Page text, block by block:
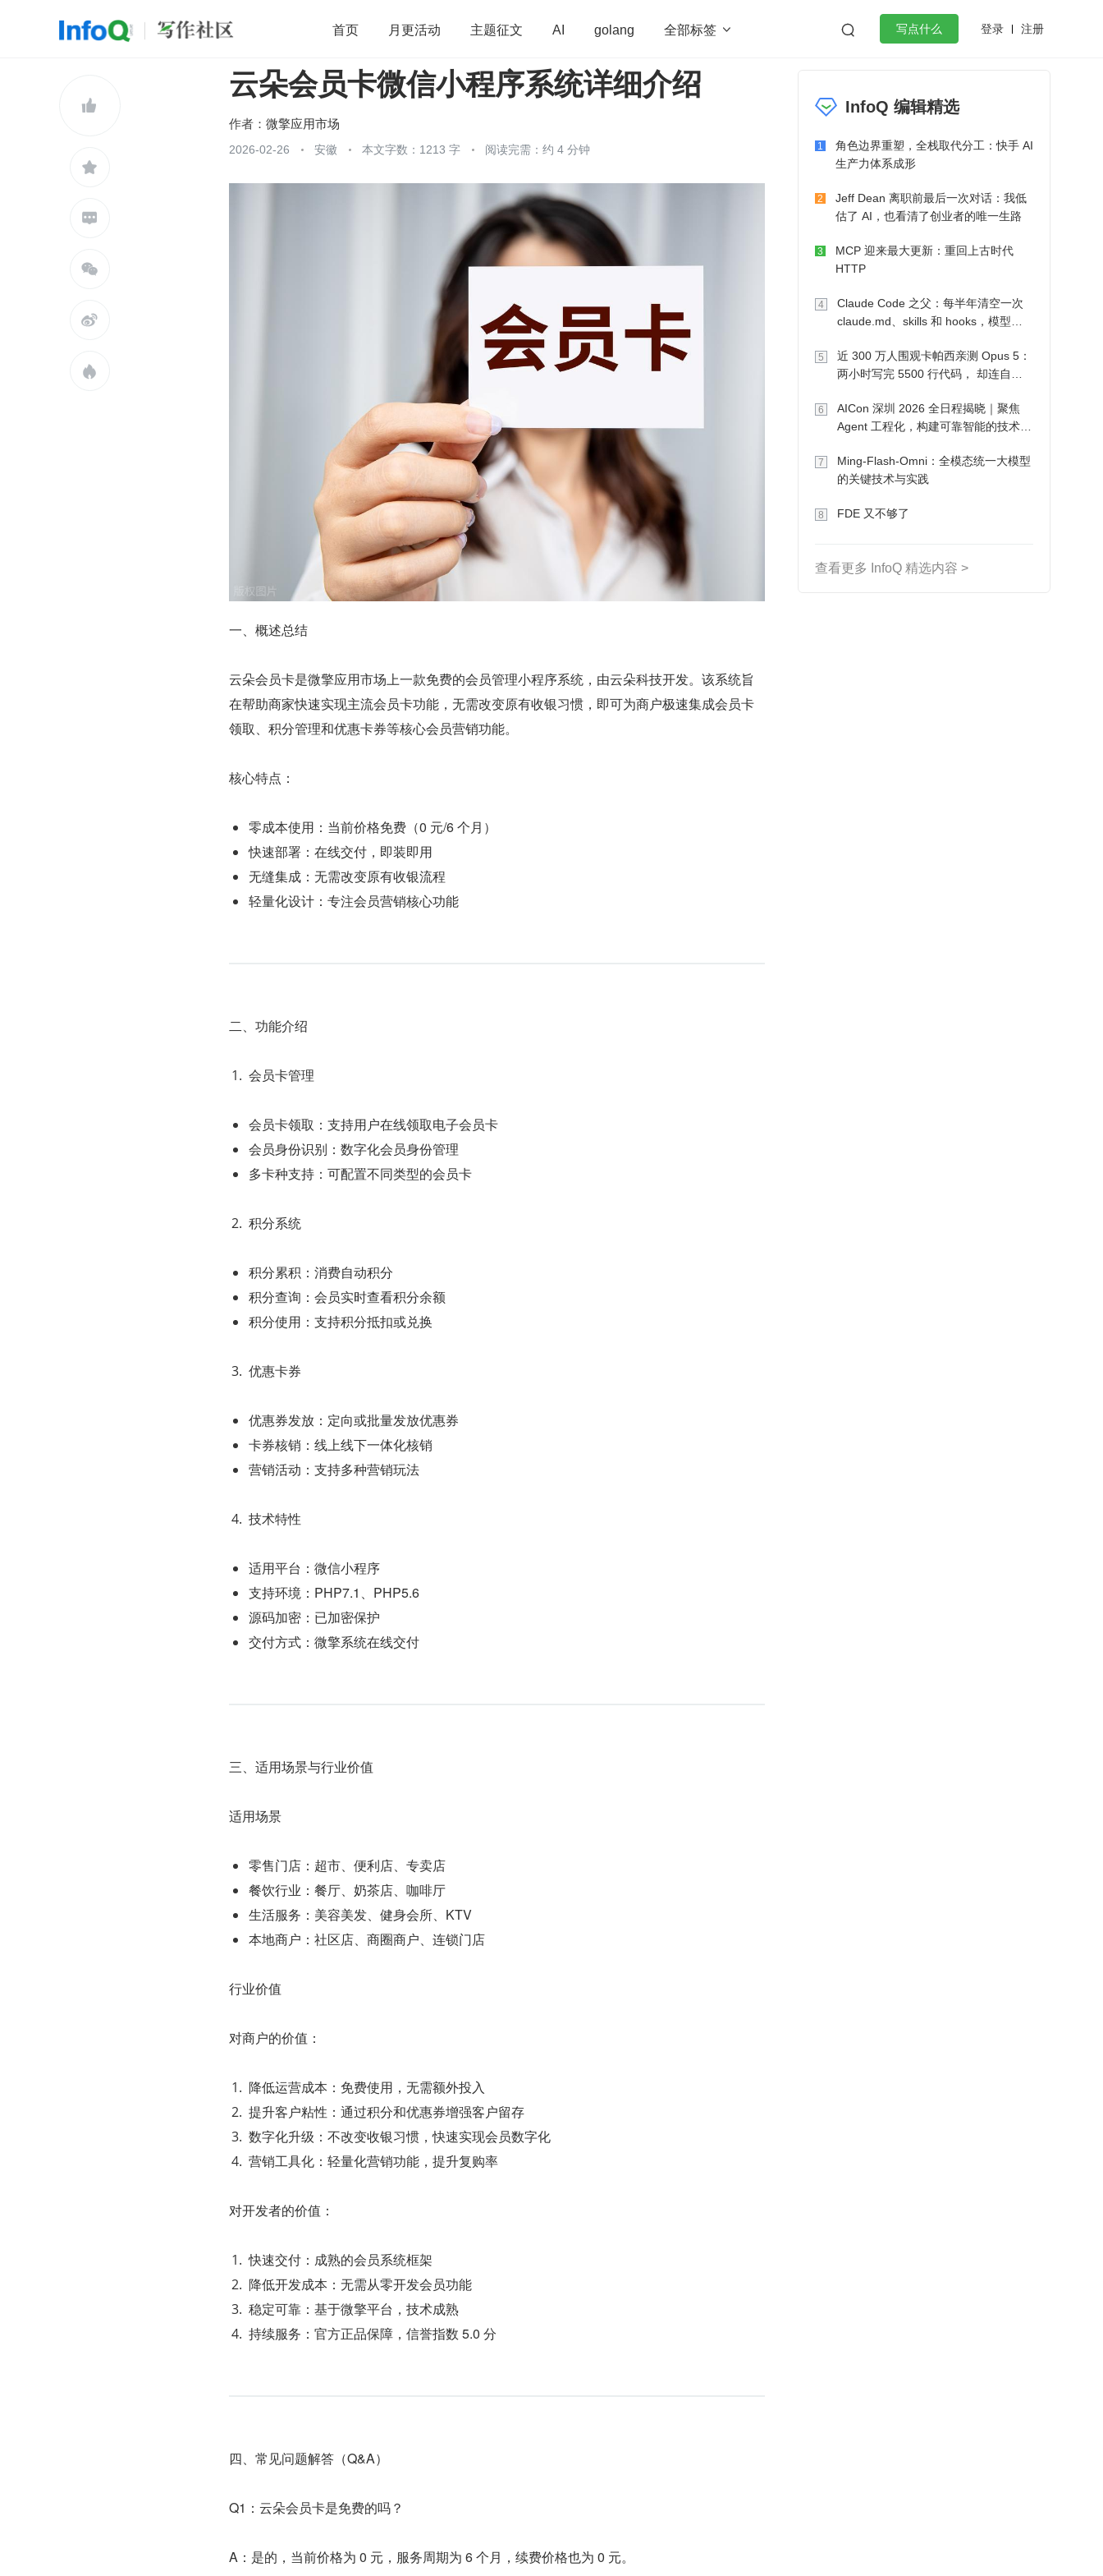
首页 月更活动 主题征文 AI golang 全部标签   写点什么 登录 注册
开源 架构 OpenHarmony 算法 学习方法 Web3.0
前端 团队管理 微服务架构 flutter






云朵会员卡微信小程序系统详细介绍
作者： 微擎应用市场
2026-02-26 安徽 本文字数：1213 字 阅读完需：约 4 分钟
一、概述总结
云朵会员卡是微擎应用市场上一款免费的会员管理小程序系统，由云朵科技开发。该系统旨
在帮助商家快速实现主流会员卡功能，无需改变原有收银习惯，即可为商户极速集成会员卡
领取、积分管理和优惠卡券等核心会员营销功能。
核心特点：
零成本使用：当前价格免费（0 元/6 个月）
快速部署：在线交付，即装即用
无缝集成：无需改变原有收银流程
轻量化设计：专注会员营销核心功能
二、功能介绍
会员卡管理
会员卡领取：支持用户在线领取电子会员卡
会员身份识别：数字化会员身份管理
多卡种支持：可配置不同类型的会员卡
积分系统
积分累积：消费自动积分
积分查询：会员实时查看积分余额
积分使用：支持积分抵扣或兑换
优惠卡券
优惠券发放：定向或批量发放优惠券
卡券核销：线上线下一体化核销
营销活动：支持多种营销玩法
技术特性
适用平台：微信小程序
支持环境：PHP7.1、PHP5.6
源码加密：已加密保护
交付方式：微擎系统在线交付
三、适用场景与行业价值
适用场景
零售门店：超市、便利店、专卖店
餐饮行业：餐厅、奶茶店、咖啡厅
生活服务：美容美发、健身会所、KTV
本地商户：社区店、商圈商户、连锁门店
行业价值
对商户的价值：
降低运营成本：免费使用，无需额外投入
提升客户粘性：通过积分和优惠券增强客户留存
数字化升级：不改变收银习惯，快速实现会员数字化
营销工具化：轻量化营销功能，提升复购率
对开发者的价值：
快速交付：成熟的会员系统框架
降低开发成本：无需从零开发会员功能
稳定可靠：基于微擎平台，技术成熟
持续服务：官方正品保障，信誉指数 5.0 分
四、常见问题解答（Q&A）
Q1：云朵会员卡是免费的吗？
A：是的，当前价格为 0 元，服务周期为 6 个月，续费价格也为 0 元。
InfoQ 编辑精选
1
角色边界重塑，全栈取代分工：快手 AI
生产力体系成形
2
Jeff Dean 离职前最后一次对话：我低
估了 AI，也看清了创业者的唯一生路
3
MCP 迎来最大更新：重回上古时代
HTTP
4
Claude Code 之父：每半年清空一次
claude.md、skills 和 hooks，模型自
5
近 300 万人围观卡帕西亲测 Opus 5：
两小时写完 5500 行代码， 却连自己
6
AICon 深圳 2026 全日程揭晓｜聚焦
Agent 工程化，构建可靠智能的技术路
7
Ming-Flash-Omni：全模态统一大模型
的关键技术与实践
8 FDE 又不够了
查看更多 InfoQ 精选内容 >